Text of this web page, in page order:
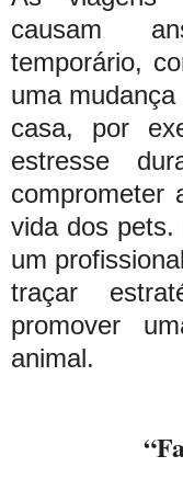
causam
temporário,
uma
casa, por
estresse
comprometer
vida dos pets.
um
traçar
promover
animal.